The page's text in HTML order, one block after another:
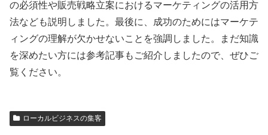
の必須性や販売戦略立案におけるマーケティングの活用方
法なども説明しました。最後に、成功のためにはマーケテ
ィングの理解が欠かせないことを強調しました。まだ知識
を深めたい方には参考記事もご紹介しましたので、ぜひご
覧ください。
ローカルビジネスの集客